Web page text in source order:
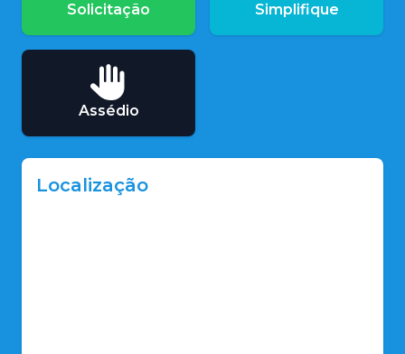
Solicitação Simplifique
Assédio
Localização